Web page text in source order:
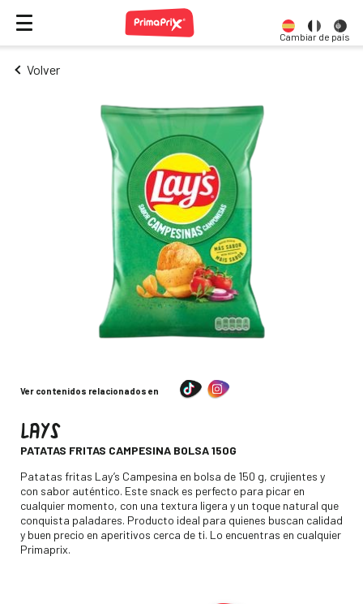
Cambiar de país
Volver
Ver contenidos relacionados en
LAYS-
PATATAS FRITAS CAMPESINA BOLSA 150G
Descripción
Patatas fritas Lay’s Campesina en bolsa de 150 g, crujientes y
con sabor auténtico. Este snack es perfecto para picar en
cualquier momento, con una textura ligera y un toque natural que
conquista paladares. Producto ideal para quienes buscan calidad
y buen precio en aperitivos cerca de ti. Lo encuentras en cualquier
Primaprix.